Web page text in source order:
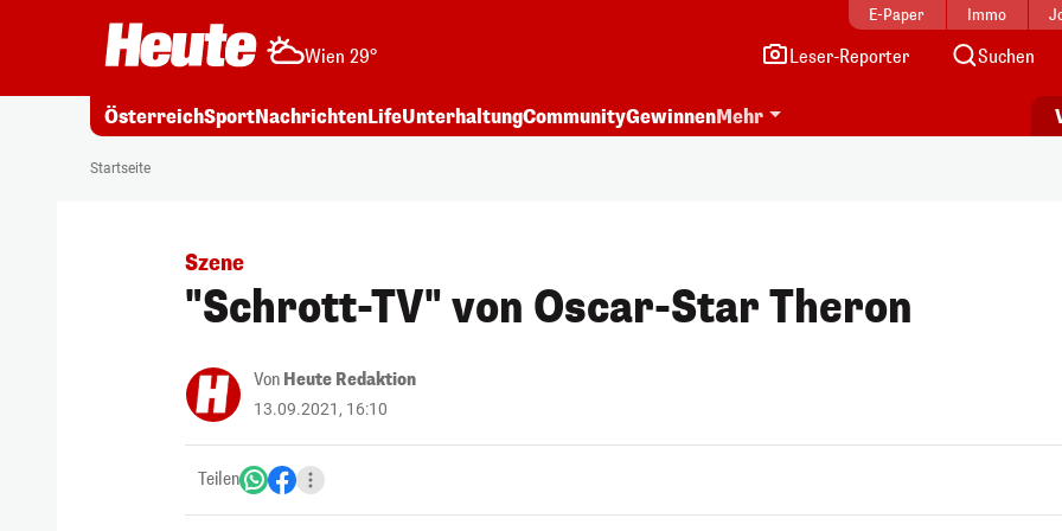
E-Paper Immo
Wien 29° Leser-Reporter Suchen
ÖsterreichSportNachrichtenLifeUnterhaltungCommunityGewinnenMehr
Startseite
Szene
"Schrott-TV" von Oscar-Star Theron
Von Heute Redaktion
13.09.2021, 16:10
Teilen